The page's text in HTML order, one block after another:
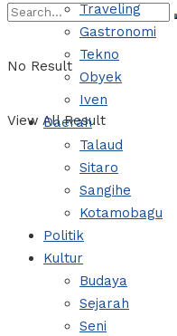
No Result
View All Result
Traveling
Gastronomi
Tekno
Obyek
Iven
Daerah
Talaud
Sitaro
Sangihe
Kotamobagu
Politik
Kultur
Budaya
Sejarah
Seni